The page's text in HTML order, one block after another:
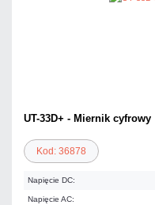
UT-33D+ - Miernik cyfrowy
Kod: 36878
Napięcie DC:
Napięcie AC: